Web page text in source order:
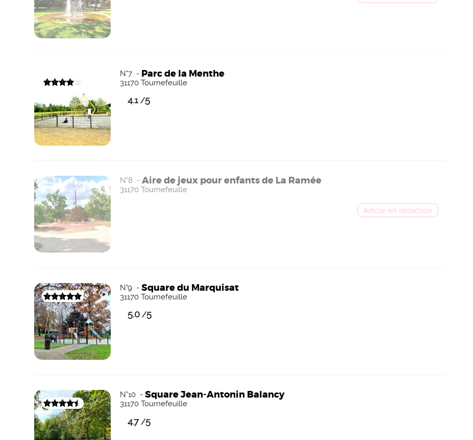
N°7 - Parc de la Menthe
31170 Tournefeuille
4.1 /5
N°8 -Aire de jeux pour enfants de La Ramée
31170 Tournefeuille
N°9 -Square du Marquisat
31170 Tournefeuille
5.0 /5
N°10 -Square Jean-Antonin Balancy
31170 Tournefeuille
4.7/5